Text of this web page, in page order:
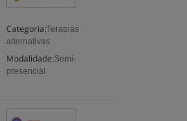
Categoria:Terapias
alternativas
Modalidade:Semi-
presencial